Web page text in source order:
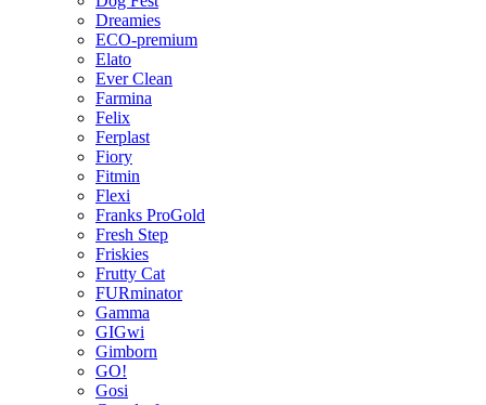
Dreamies
ECO-premium
Elato
Ever Clean
Farmina
Felix
Ferplast
Fiory
Fitmin
Flexi
Franks ProGold
Fresh Step
Friskies
Frutty Cat
FURminator
Gamma
GIGwi
Gimborn
GO!
Gosi